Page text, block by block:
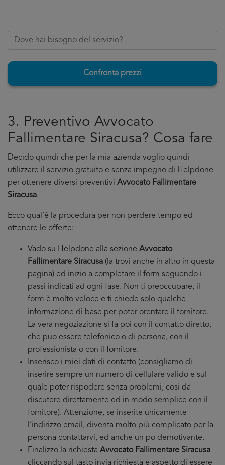
Confronta prezzi
3. Preventivo Avvocato
Fallimentare Siracusa? Cosa fare
Decido quindi che per la mia azienda voglio quindi
utilizzare il servizio gratuito e senza impegno di Helpdone
per ottenere diversi preventivi Avvocato Fallimentare
Siracusa.
Ecco qual’è la procedura per non perdere tempo ed
ottenere le offerte:
Vado su Helpdone alla sezione Avvocato
Fallimentare Siracusa (la trovi anche in altro in questa
pagina) ed inizio a completare il form seguendo i
passi indicati ad ogni fase. Non ti preoccupare, il
form è molto veloce e ti chiede solo qualche
informazione di base per poter orentare il fornitore.
La vera negoziazione si fa poi con il contatto diretto,
che puo essere telefonico o di persona, con il
professionista o con il fornitore.
Inserisco i miei dati di contatto (consigliamo di
inserire sempre un numero di cellulare valido e sul
quale poter rispodere senza problemi, cosi da
discutere direttamente ed in modo semplice con il
fornitore). Attenzione, se inserite unicamente
l’indirizzo email, diventa molto più complicato per la
persona contattarvi, ed anche un po demotivante.
Finalizzo la richiesta Avvocato Fallimentare Siracusa
cliccando sul tasto invia richiesta e aspetto di essere